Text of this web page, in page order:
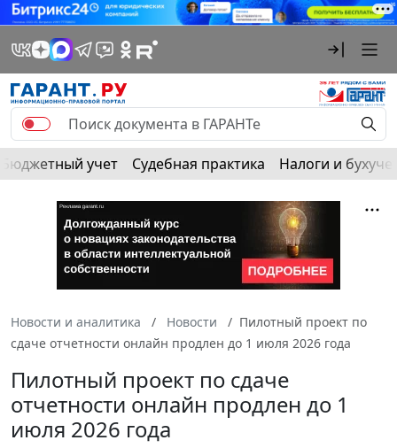
Бюджетный учет Судебная практика Налоги и
Новости и аналитика Новости
Пилотный проект по
сдаче отчетности онлайн продлен до 1 июля 2026 года
Пилотный проект по сдаче
отчетности онлайн продлен до 1
июля 2026 года